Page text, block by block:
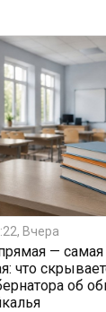
Вчера
— самая
что
об